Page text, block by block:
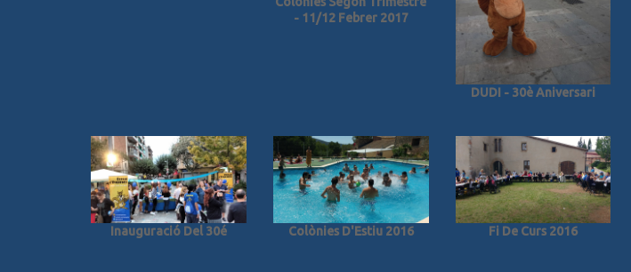
- 11/12 Febrer 2017
DUDI - 30è Aniversari
Inauguració Del 30é Colònies D'Estiu 2016 Fi De Curs 2016